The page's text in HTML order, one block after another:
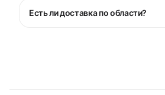
Есть ли доставка по области?